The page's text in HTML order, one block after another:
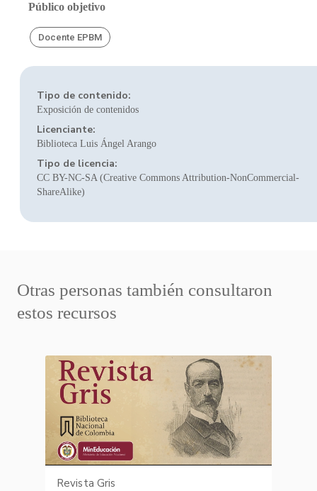
Público objetivo
Docente EPBM
Tipo de contenido:
Exposición de contenidos
Licenciante:
Biblioteca Luis Ángel Arango
Tipo de licencia:
CC BY-NC-SA (Creative Commons Attribution-NonCommercial-
ShareAlike)
Otras personas también consultaron
estos recursos
Revista Gris